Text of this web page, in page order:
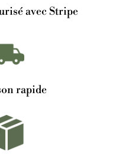
avec Stripe
rapide